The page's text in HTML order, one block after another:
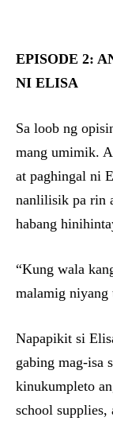
EPISODE 2:
NI ELISA
Sa loob ng
mang umimik.
at paghingal ni
nanlilisik pa rin
habang
“Kung wala
malamig niyang
Napapikit si
gabing mag-isa
kinukumpleto
school supplies,